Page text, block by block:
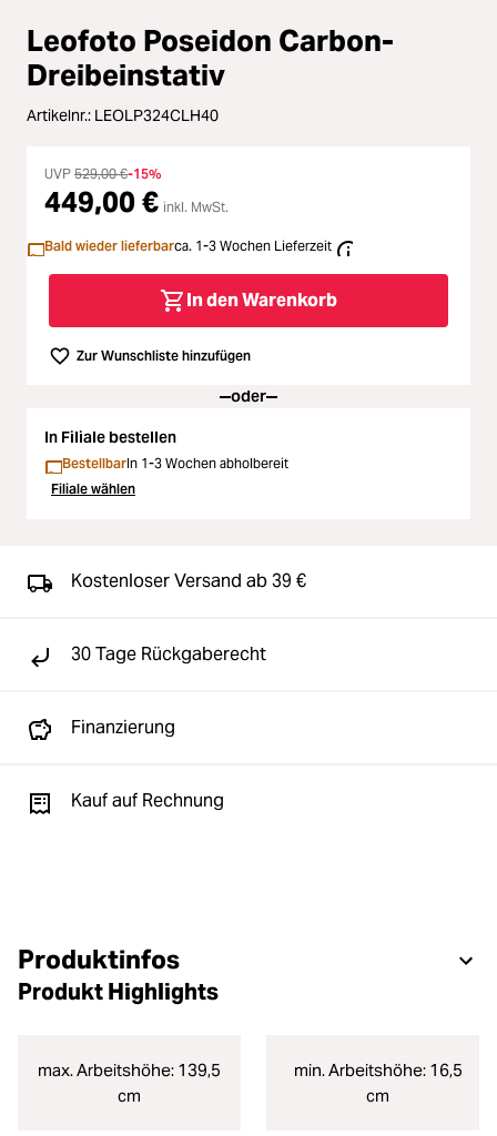
Licht & Studio
Bildbearbeitung
Ferngläser
Second Hand
SALE
Leofoto Poseidon Carbon-
Dreibeinstativ
Artikelnr.: LEOLP324CLH40
UVP 529,00 €-15%
449,00 € inkl. MwSt.
Bald wieder lieferbarca. 1-3 Wochen Lieferzeit
In den Warenkorb
Zur Wunschliste hinzufügen
oder
In Filiale bestellen
BestellbarIn 1-3 Wochen abholbereit
Filiale wählen
Kostenloser Versand ab 39 €
30 Tage Rückgaberecht
Finanzierung
Kauf auf Rechnung
Produktinfos
Produkt Highlights
max. Arbeitshöhe: 139,5
cm
min. Arbeitshöhe: 16,5
cm